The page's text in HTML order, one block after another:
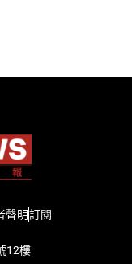
聲明訂閱
12樓